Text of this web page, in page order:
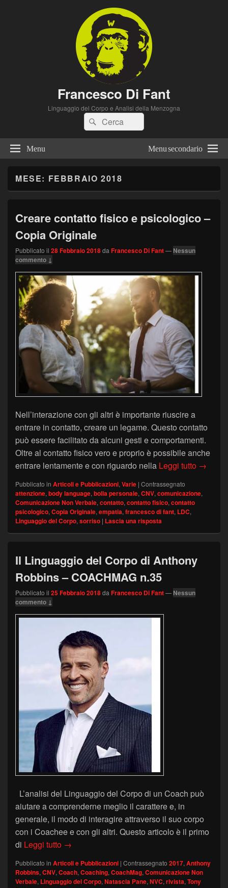
Francesco Di Fant
Linguaggio del Corpo e Analisi della Menzogna
Cerca:Cerca
Menu Menu secondario
MESE: FEBBRAIO 2018
Creare contatto fisico e psicologico –
Copia Originale
Pubblicato il 28 Febbraio 2018da Francesco Di Fant— Nessun
commento ↓
Nell’interazione con gli altri è importante riuscire a
entrare in contatto, creare un legame. Questo contatto
può essere facilitato da alcuni gesti e comportamenti.
Oltre al contatto fisico vero e proprio è possibile anche
entrare lentamente e con riguardo nella Leggi tutto Creare
→
Pubblicato in Articoli e Pubblicazioni, Varie | Contrassegnato
attenzione, body language, bolla personale, CNV, comunicazione,
Comunicazione Non Verbale, contatto, contatto fisico, contatto
psicologico, Copia Originale, empatia, francesco di fant, LDC,
Linguaggio del Corpo, sorriso | Lascia una risposta
Il Linguaggio del Corpo di Anthony
Robbins – COACHMAG n.35
Pubblicato il 25 Febbraio 2018da Francesco Di Fant— Nessun
commento ↓
L’analisi del Linguaggio del Corpo di un Coach può
aiutare a comprenderne meglio il carattere e, in
generale, il modo di interagire attraverso il suo corpo
con i Coachee e con gli altri. Questo articolo è il primo
di Leggi tutto Il Linguaggio del Corpo di Anthony Robbins
→
Pubblicato in Articoli e Pubblicazioni | Contrassegnato 2017, Anthony
Robbins, CNV, Coach, Coaching, CoachMag, Comunicazione Non
Verbale, Linguaggio del Corpo, Natascia Pane, NVC, rivista, Tony